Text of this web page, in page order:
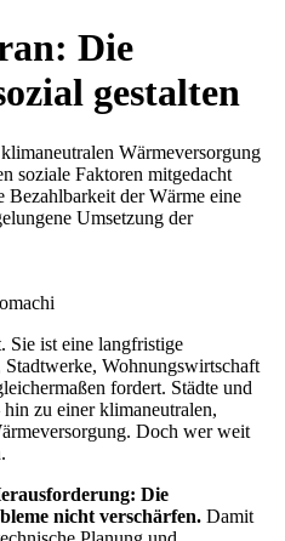
Die
gestalten
Wärmeversorgung
soziale Faktoren mitgedacht
der Wärme eine
Umsetzung der
Sie ist eine langfristige
Wohnungswirtschaft
fordert. Städte und
zu einer klimaneutralen,
Doch wer weit
Die
nicht verschärfen. Damit